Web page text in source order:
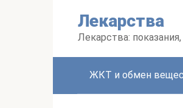
Лекарства
Лекарства:
ЖКТ и обмен